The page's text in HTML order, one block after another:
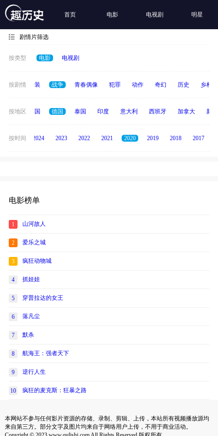
首页 电影 电视剧 明星
剧情片筛选
按类型 电影 电视剧
按剧情
惊悚 古装 战争 青春偶像 犯罪 动作 奇幻 历史 乡村
按地区
日本 韩国 德国 泰国 印度 意大利 西班牙 加拿大 新
按时间
2025 2024 2023 2022 2021 2020 2019 2018 2017
电影榜单
1 山河故人
2 爱乐之城
3 疯狂动物城
4 抓娃娃
5 穿普拉达的女王
6 落凡尘
7 默杀
8 航海王：强者天下
9 逆行人生
10 疯狂的麦克斯：狂暴之路
本网站不参与任何影片资源的存储、录制、剪辑、上传，本站所有视频播放源均
来自第三方。部分文字及图片均来自于网络用户上传，不用于商业活动。